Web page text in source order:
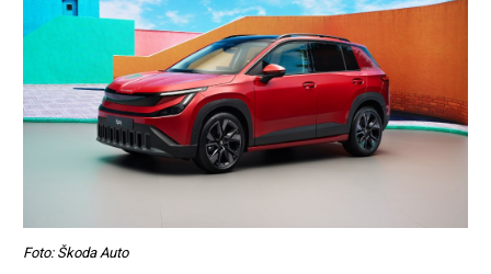
Foto: Škoda Auto